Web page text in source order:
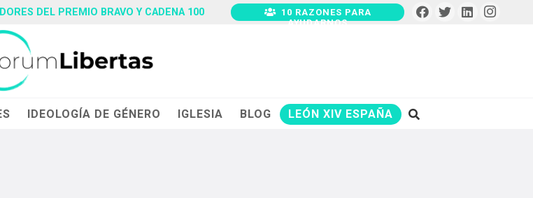
DEL PREMIO BRAVO Y CADENA 100
10 RAZONES PARA
AYUDARNOS
IDEOLOGÍA DE GÉNERO IGLESIA BLOG LEÓN XIV ESPAÑA